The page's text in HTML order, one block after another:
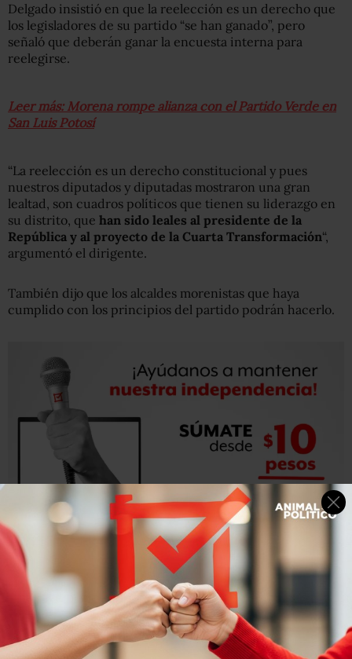
Delgado insistió en que la reelección es un derecho que
los legisladores de su partido “se han ganado”, pero
señaló que deberán ganar la encuesta interna para
reelegirse.
Leer más: Morena rompe alianza con el Partido Verde en
San Luis Potosí
“La reelección es un derecho constitucional y pues
nuestros diputados y diputadas mostraron una gran
lealtad, son cuadros políticos que tienen su liderazgo en
su distrito, que han sido leales al presidente de la
República y al proyecto de la Cuarta Transformación“,
argumentó el dirigente.
También dijo que los alcaldes morenistas que haya
cumplido con los principios del partido podrán hacerlo.
“Aquellos presidentes municipales, presidentas,
alcaldesas, alcaldes que hayan hecho un trabajo siguiendo
los principios de nuestro partido, que le hayan dado
resultados a la ciudadanía, también tendrán el derecho a
la reelección”, expuso.